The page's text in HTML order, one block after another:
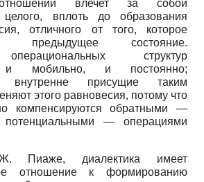
влечет за собой
вплоть до образования
отличного от того, которое
предыдущее состояние.
структур
и мобильно, и постоянно;
внутренне присущие таким
этого равновесия, потому что
компенсируются обратными —
— операциями
Пиаже, диалектика имеет
отношение к формированию